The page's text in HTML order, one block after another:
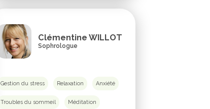
Clémentine WILLOT
Sophrologue
Gestion du stress Relaxation Anxiété
Troubles du sommeil Méditation